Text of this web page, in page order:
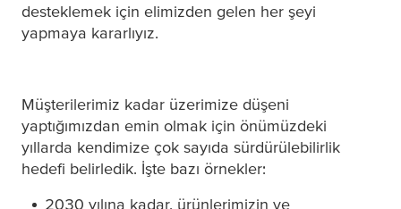
desteklemek için elimizden gelen her şeyi
yapmaya kararlıyız.
Müşterilerimiz kadar üzerimize düşeni
yaptığımızdan emin olmak için önümüzdeki
yıllarda kendimize çok sayıda sürdürülebilirlik
hedefi belirledik. İşte bazı örnekler:
2030 yılına kadar, ürünlerimizin ve